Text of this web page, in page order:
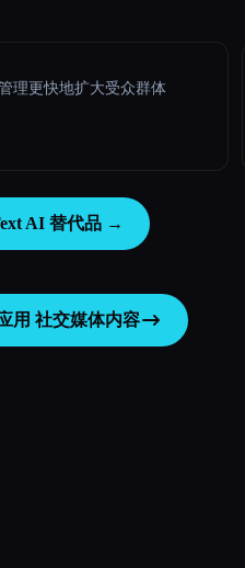
理更快地扩大受众群体
AI 替代品 →
用 社交媒体内容